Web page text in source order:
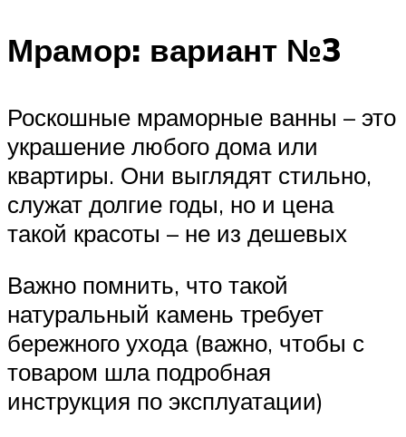
Мрамор: вариант №3
Роскошные мраморные ванны – это
украшение любого дома или
квартиры. Они выглядят стильно,
служат долгие годы, но и цена
такой красоты – не из дешевых
Важно помнить, что такой
натуральный камень требует
бережного ухода (важно, чтобы с
товаром шла подробная
инструкция по эксплуатации)